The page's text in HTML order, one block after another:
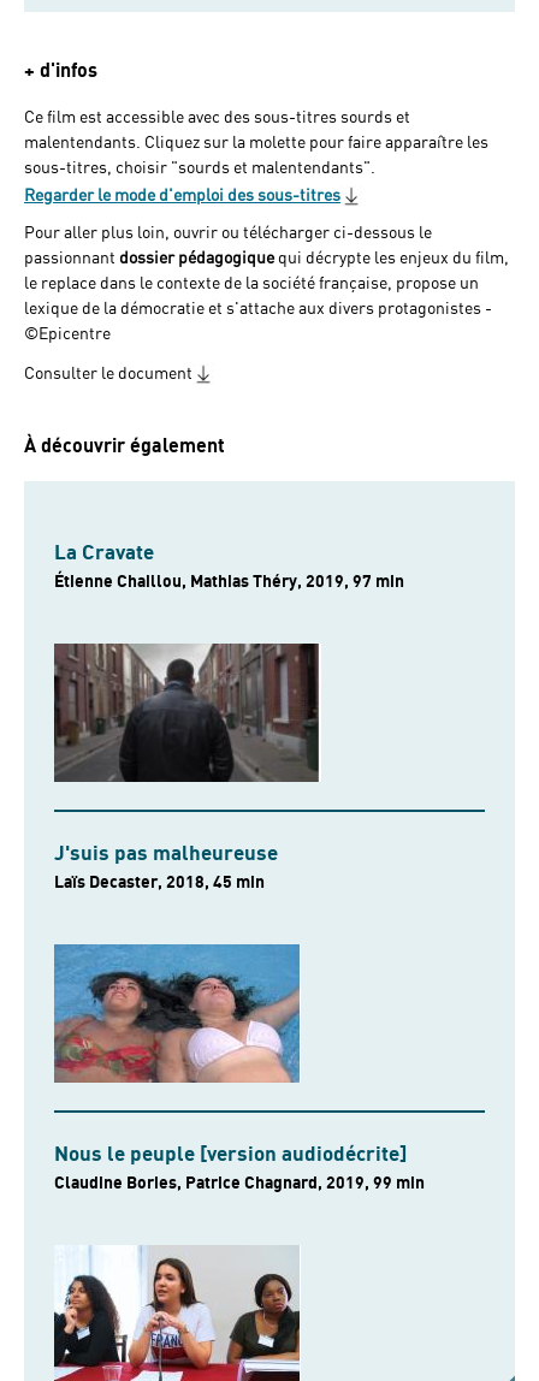
+ d'infos
Ce film est accessible avec des sous-titres sourds et
malentendants. Cliquez sur la molette pour faire apparaître les
sous-titres, choisir "sourds et malentendants".
Regarder le mode d'emploi des sous-titres
Pour aller plus loin, ouvrir ou télécharger ci-dessous le
passionnant dossier pédagogique qui décrypte les enjeux du film,
le replace dans le contexte de la société française, propose un
lexique de la démocratie et s'attache aux divers protagonistes -
©Epicentre
Consulter le document
À découvrir également
La Cravate
Étienne Chaillou, Mathias Théry, 2019, 97 min
J'suis pas malheureuse
Laïs Decaster, 2018, 45 min
Nous le peuple [version audiodécrite]
Claudine Bories, Patrice Chagnard, 2019, 99 min